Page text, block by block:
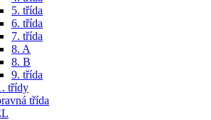
5. třída
6. třída
7. třída
8. A
8. B
9. třída
třídy
třída